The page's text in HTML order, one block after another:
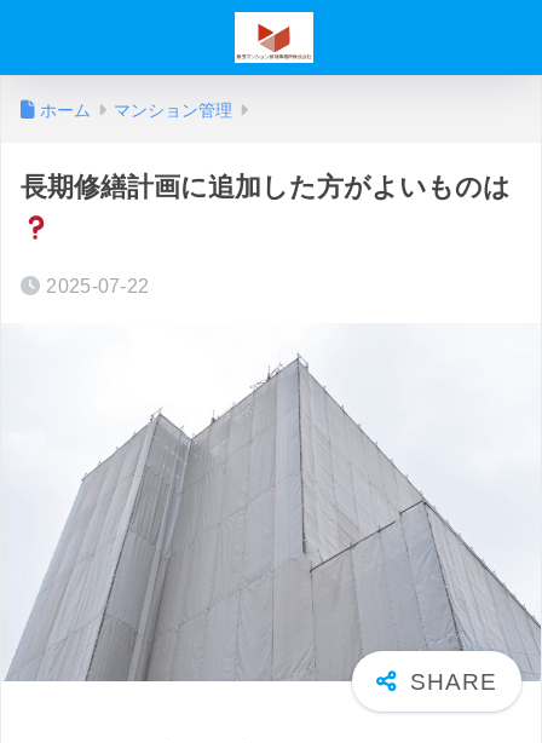
ホーム マンション管理
長期修繕計画に追加した方がよいものは
2025-07-22